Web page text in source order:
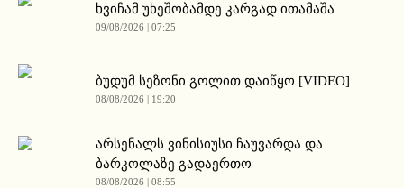
ხვიჩამ უხეშობამდე კარგად ითამაშა
09/08/2026 | 07:25
ბუდუმ სეზონი გოლით დაიწყო [VIDEO]
08/08/2026 | 19:20
არსენალს ვინისიუსი ჩაუვარდა და
ბარკოლაზე გადაერთო
08/08/2026 | 08:55